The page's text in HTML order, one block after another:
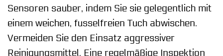
Sensoren sauber, indem Sie sie gelegentlich mit
einem weichen, fusselfreien Tuch abwischen.
Vermeiden Sie den Einsatz aggressiver
Reinigungsmittel. Eine regelmäßige Inspektion